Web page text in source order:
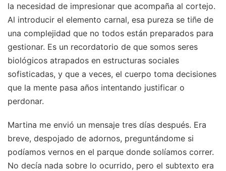
la necesidad de impresionar que acompaña al cortejo.
Al introducir el elemento carnal, esa pureza se tiñe de
una complejidad que no todos están preparados para
gestionar. Es un recordatorio de que somos seres
biológicos atrapados en estructuras sociales
sofisticadas, y que a veces, el cuerpo toma decisiones
que la mente pasa años intentando justificar o
perdonar.
Martina me envió un mensaje tres días después. Era
breve, despojado de adornos, preguntándome si
podíamos vernos en el parque donde solíamos correr.
No decía nada sobre lo ocurrido, pero el subtexto era